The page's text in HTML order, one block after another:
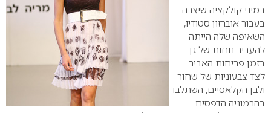
במיני קולקציה שיצרה
בעבור אוברזון סטודיו,
השאיפה שלה הייתה
להעביר נוחות של גן
בזמן פריחות האביב.
לצד צבעוניות של שחור
ולבן הקלאסיים, השתלבו
בהרמוניה הדפסים